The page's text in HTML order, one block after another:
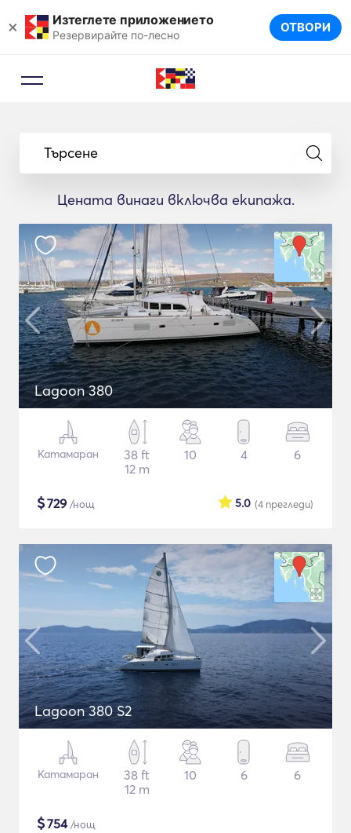
× Изтеглете приложението
Резервирайте по-лесно ОТВОРИ
Търсене
Цената винаги включва екипажа.
Lagoon 380
Катамаран
38 ft
12 m
10 4 6
$729 /нощ (4 прегледи)
5.0
Lagoon 380 S2
Катамаран
38 ft
12 m
10 6 6
$754/нощ